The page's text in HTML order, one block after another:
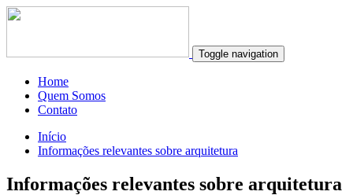
Toggle navigation
Home
Quem Somos
Contato
Início
Informações relevantes sobre arquitetura
Informações relevantes sobre arquitetura